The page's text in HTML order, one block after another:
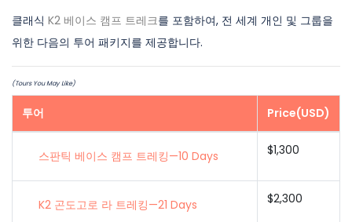
클래식 K2 베이스 캠프 트레크를 포함하여, 전 세계 개인 및 그룹을
위한 다음의 투어 패키지를 제공합니다.
(Tours You May Like)
투어 Price(USD)
스판틱 베이스 캠프 트레킹—10 Days $1,300
K2 곤도고로 라 트레킹—21 Days $2,300